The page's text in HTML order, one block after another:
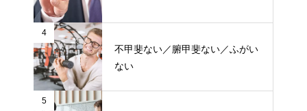
4
不甲斐ない／腑甲斐ない／ふがい
ない
5